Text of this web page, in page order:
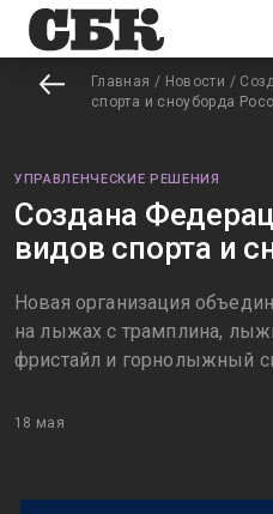
Главная / Новости /
спорта и сноуборда
УПРАВЛЕНЧЕСКИЕ РЕШЕНИЯ
Создана
видов спорта и
Новая организация
на лыжах с трамплина,
фристайл и горнолыжный
18 мая